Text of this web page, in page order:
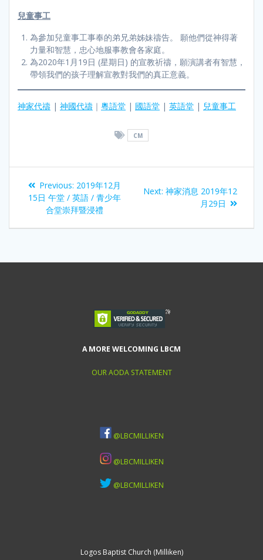
兒童事工
為參加兒童事工事奉的弟兄弟姊妹禱告。 願他們從神得著
力量和智慧，忠心地服事教會各家庭。
為2020年1月19日 (星期日) 的宣教祈禱，願演講者有智慧，
帶領我們的孩子理解宣教對我們的真正意義。
神家代禱 | 神國代禱 ｜ 粵語堂 | 國語堂 | 英語堂 | 兒童事工
CM
Previous: 2019年12月
15日 午堂 / 英語 / 青少年
合堂崇拜暨浸禮
Next: 神家消息 2019年12
月29日
Logos Baptist Church (Milliken)
A MORE WELCOMING LBCM
OUR AODA STATEMENT
@LBCMILLIKEN
@LBCMILLIKEN
@LBCMILLIKEN